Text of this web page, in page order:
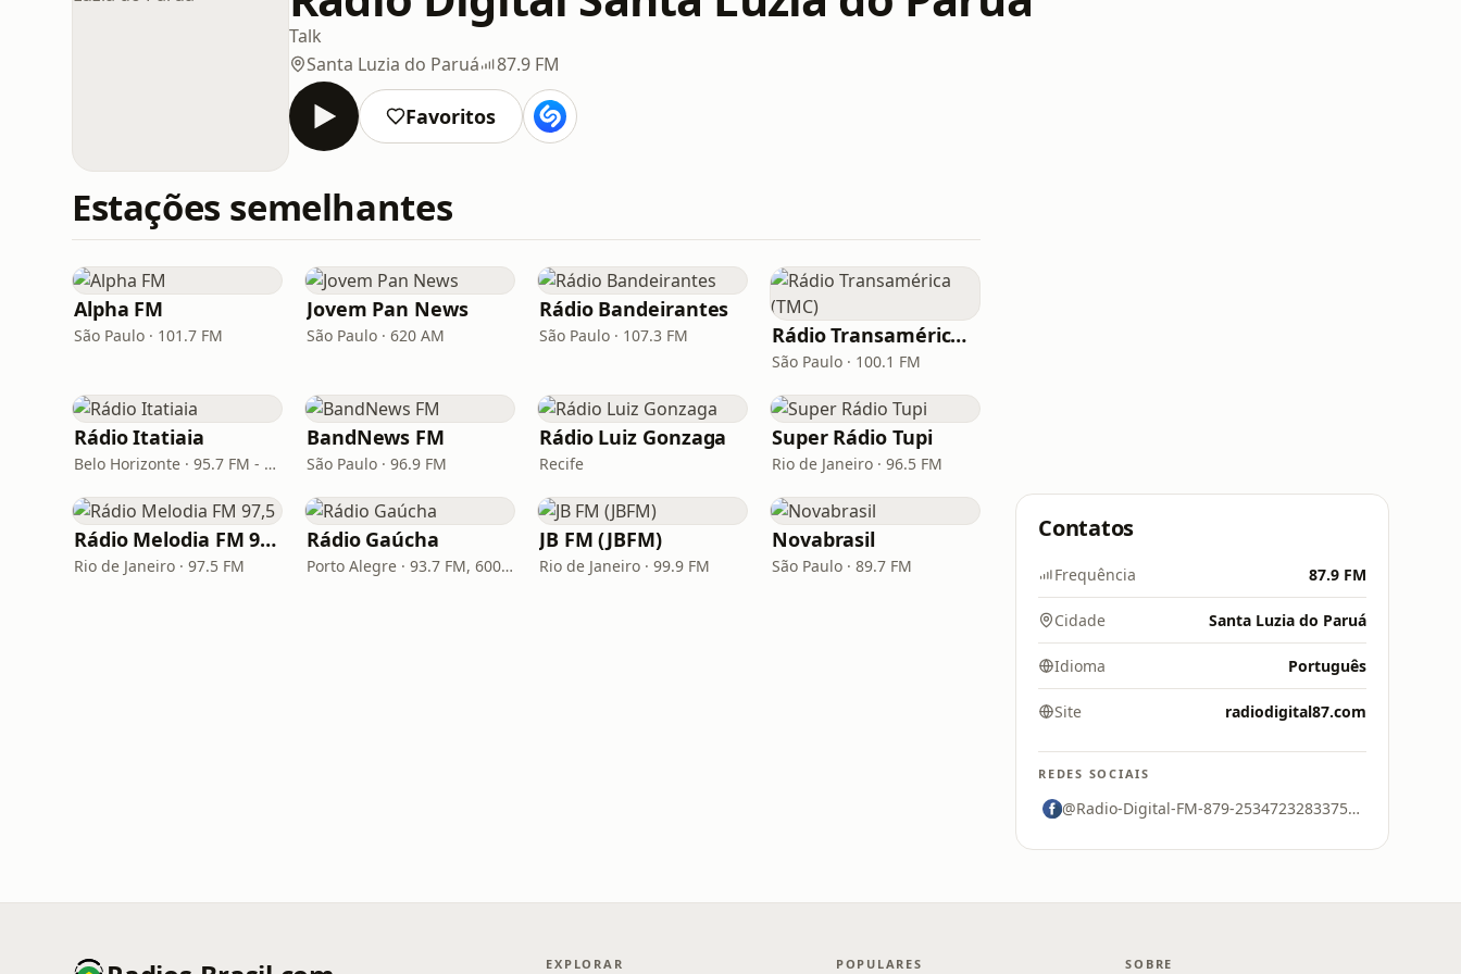
Talk
Santa Luzia do Paruá
87.9 FM
Favoritos
Estações semelhantes
Alpha FM
São Paulo · 101.7 FM
Jovem Pan News
São Paulo · 620 AM
Rádio Bandeirantes
São Paulo · 107.3 FM Rádio Transamérica (TMC)
São Paulo · 100.1 FM
Rádio Itatiaia
Belo Horizonte · 95.7 FM - 610 AM
BandNews FM
São Paulo · 96.9 FM
Rádio Luiz Gonzaga
Recife
Super Rádio Tupi
Rio de Janeiro · 96.5 FM
Rádio Melodia FM 97,5
Rio de Janeiro · 97.5 FM
Rádio Gaúcha
Porto Alegre · 93.7 FM, 600 AM
JB FM (JBFM)
Rio de Janeiro · 99.9 FM
Novabrasil
São Paulo · 89.7 FM
Contatos
Frequência 87.9 FM
Cidade Santa Luzia do Paruá
Idioma Português
Site radiodigital87.com
REDES SOCIAIS
@Radio-Digital-FM-879-253472328337569
EXPLORAR POPULARES SOBRE